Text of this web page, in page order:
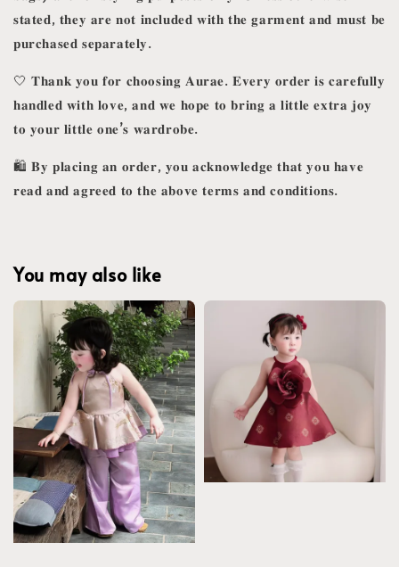
𝐬𝐭𝐚𝐭𝐞𝐝, 𝐭𝐡𝐞𝐲 𝐚𝐫𝐞 𝐧𝐨𝐭 𝐢𝐧𝐜𝐥𝐮𝐝𝐞𝐝 𝐰𝐢𝐭𝐡 𝐭𝐡𝐞 𝐠𝐚𝐫𝐦𝐞𝐧𝐭 𝐚𝐧𝐝 𝐦𝐮𝐬𝐭 𝐛𝐞
𝐩𝐮𝐫𝐜𝐡𝐚𝐬𝐞𝐝 𝐬𝐞𝐩𝐚𝐫𝐚𝐭𝐞𝐥𝐲.
🤍 𝐓𝐡𝐚𝐧𝐤 𝐲𝐨𝐮 𝐟𝐨𝐫 𝐜𝐡𝐨𝐨𝐬𝐢𝐧𝐠 𝐀𝐮𝐫𝐚𝐞. 𝐄𝐯𝐞𝐫𝐲 𝐨𝐫𝐝𝐞𝐫 𝐢𝐬 𝐜𝐚𝐫𝐞𝐟𝐮𝐥𝐥𝐲
𝐡𝐚𝐧𝐝𝐥𝐞𝐝 𝐰𝐢𝐭𝐡 𝐥𝐨𝐯𝐞, 𝐚𝐧𝐝 𝐰𝐞 𝐡𝐨𝐩𝐞 𝐭𝐨 𝐛𝐫𝐢𝐧𝐠 𝐚 𝐥𝐢𝐭𝐭𝐥𝐞 𝐞𝐱𝐭𝐫𝐚 𝐣𝐨𝐲
𝐭𝐨 𝐲𝐨𝐮𝐫 𝐥𝐢𝐭𝐭𝐥𝐞 𝐨𝐧𝐞’𝐬 𝐰𝐚𝐫𝐝𝐫𝐨𝐛𝐞.
🛍️ 𝐁𝐲 𝐩𝐥𝐚𝐜𝐢𝐧𝐠 𝐚𝐧 𝐨𝐫𝐝𝐞𝐫, 𝐲𝐨𝐮 𝐚𝐜𝐤𝐧𝐨𝐰𝐥𝐞𝐝𝐠𝐞 𝐭𝐡𝐚𝐭 𝐲𝐨𝐮 𝐡𝐚𝐯𝐞
𝐫𝐞𝐚𝐝 𝐚𝐧𝐝 𝐚𝐠𝐫𝐞𝐞𝐝 𝐭𝐨 𝐭𝐡𝐞 𝐚𝐛𝐨𝐯𝐞 𝐭𝐞𝐫𝐦𝐬 𝐚𝐧𝐝 𝐜𝐨𝐧𝐝𝐢𝐭𝐢𝐨𝐧𝐬.
You may also like